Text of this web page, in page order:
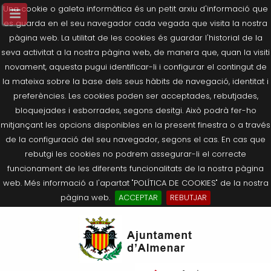
Una cookie o galeta informàtica és un petit arxiu d'informació que
es guarda en el seu navegador cada vegada que visita la nostra
pàgina web. La utilitat de les cookies és guardar l'historial de la
seva activitat a la nostra pàgina web, de manera que, quan la visiti
novament, aquesta pugui identificar-li i configurar el contingut de
la mateixa sobre la base dels seus hàbits de navegació, identitat i
preferències. Les cookies poden ser acceptades, rebutjades,
bloquejades i esborrades, segons desitgi. Això podrà fer-ho
mitjançant les opcions disponibles en la present finestra o a través
de la configuració del seu navegador, segons el cas. En cas que
rebutgi les cookies no podrem assegurar-li el correcte
funcionament de les diferents funcionalitats de la nostra pàgina
web. Més informació a l'apartat "POLÍTICA DE COOKIES" de la nostra
pàgina web.
ACCEPTAR
REBUTJAR
Salutació de l’Alcaldessa
Composició Consistori
Agricultura, Ramaderia i Medi
Què és la Seu Electrònica?
Últimes publicacions